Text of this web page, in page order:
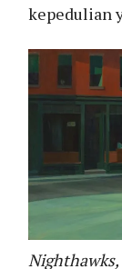
kepedulian